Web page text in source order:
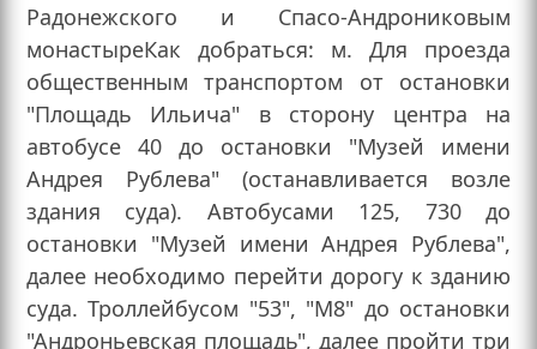
Радонежского и Спасо-Андрониковым
монастыреКак добраться: м. Для проезда
общественным транспортом от остановки
"Площадь Ильича" в сторону центра на
автобусе 40 до остановки "Музей имени
Андрея Рублева" (останавливается возле
здания суда). Автобусами 125, 730 до
остановки "Музей имени Андрея Рублева",
далее необходимо перейти дорогу к зданию
суда. Троллейбусом "53", "М8" до остановки
"Андроньевская площадь", далее пройти три